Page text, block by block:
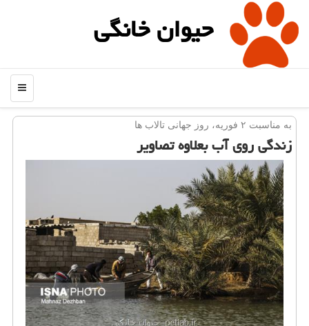
حیوان خانگی
منو
به مناسبت ۲ فوریه، روز جهانی تالاب ها
زندگی روی آب بعلاوه تصاویر